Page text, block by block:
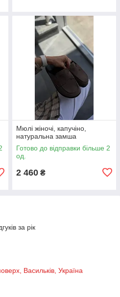
Мюлі жіночі, капучіно,
натуральна замша
Готово до відправки більше 2
од.
2 460 ₴
за рік
Васильків, Україна